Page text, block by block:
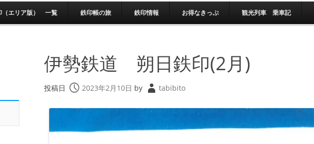
（エリア版） 一覧 鉄印帳の旅 鉄印情報 お得なきっぷ 観光列車 乗車記
伊勢鉄道 朔日鉄印(2月)
投稿日 2023年2月10日 by tabibito